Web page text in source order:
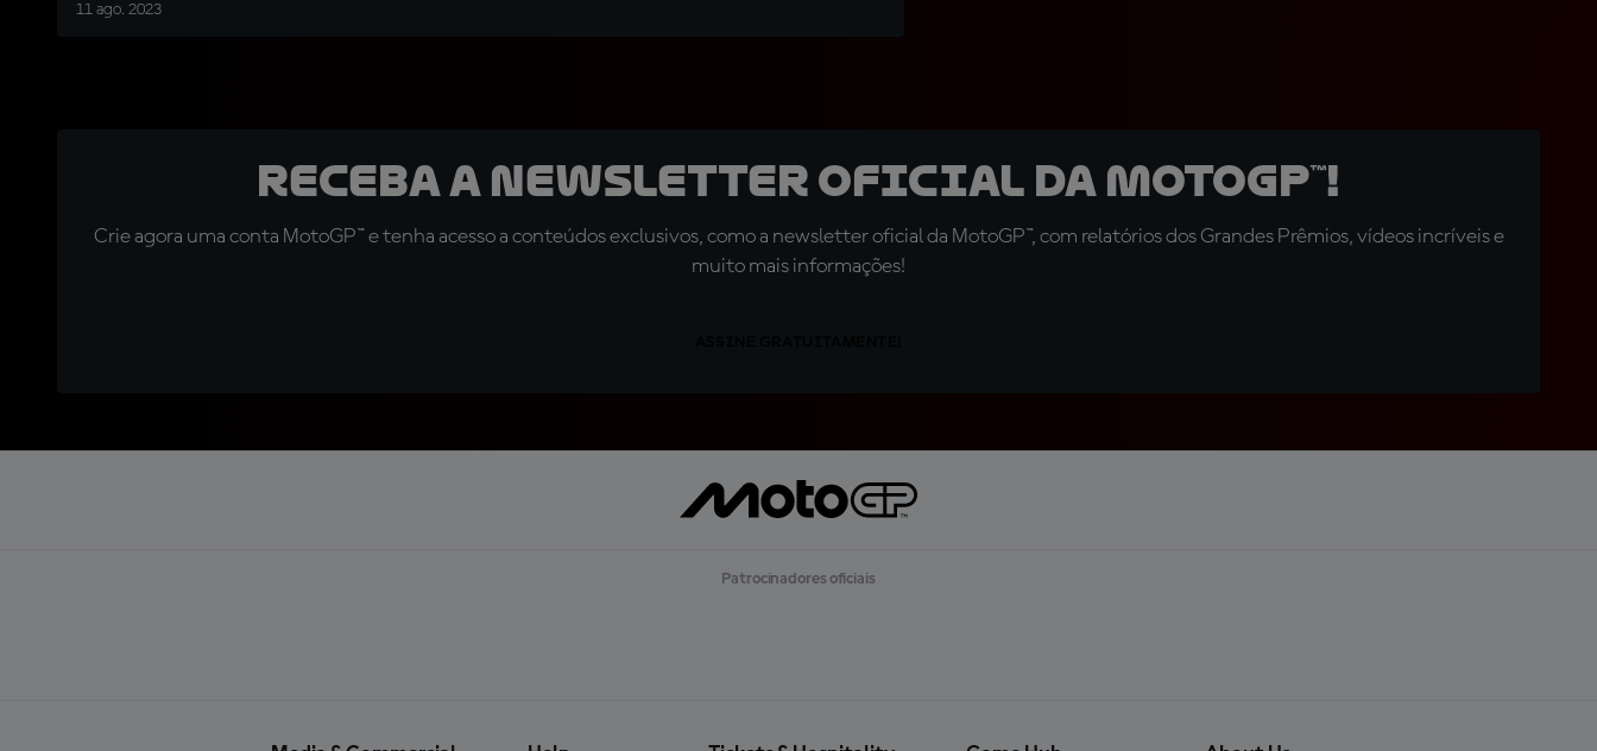
11 ago. 2023
Receba a newsletter oficial da MotoGP™!
Crie agora uma conta MotoGP™ e tenha acesso a conteúdos exclusivos, como a newsletter oficial da MotoGP™, com relatórios dos Grandes Prêmios, vídeos incríveis e
muito mais informações!
Patrocinadores oficiais